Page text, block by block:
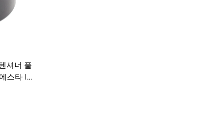
셔너 풀
스타 IV